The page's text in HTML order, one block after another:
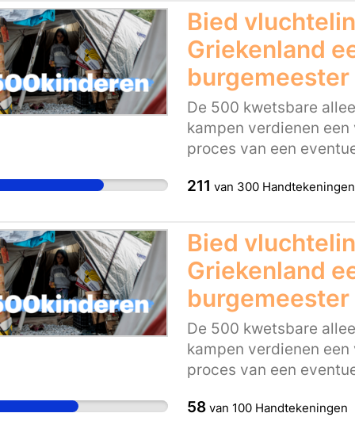
Daarom is het
de ambitie uitspreekt
opvangplek voor een
de Griekse kampen.
voorbeeld zijn richting
te voeren kunnen wij
kinderen een veilige
Bied
Griekenland
burgemeester
De 500 kwetsbare
kampen verdienen
proces van een
Maar het kabinet moet
Daarom is het
ambitie uitspreekt om
opvangplek voor een
de Griekse kampen.
voorbeeld zijn richting
te voeren kunnen wij
kinderen een veilige
211 van 300Handtekeningen
Bied
Griekenland
burgemeester
De 500 kwetsbare
kampen verdienen
proces van een
Maar het kabinet moet
58van 100Handtekeningen